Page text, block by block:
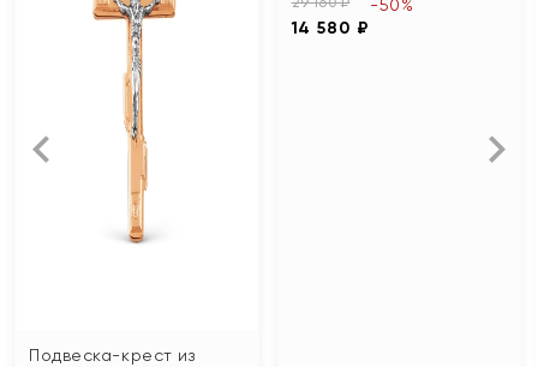
Подвеска-крест из
14 580 ₽
-50%